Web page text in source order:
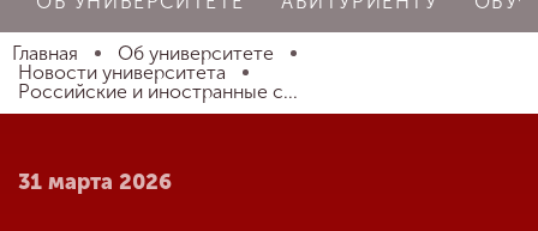
Главная
Главная
Об университете
Новости университета
Российские и иностранные с...
31 марта 2026